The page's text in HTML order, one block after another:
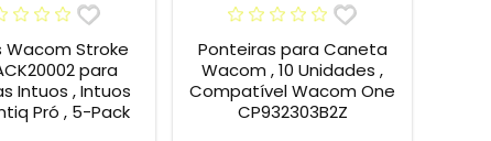
Wacom Stroke
para
Intuos , Intuos
Pró , 5-Pack
Ponteiras para Caneta
Wacom , 10 Unidades ,
Compatível Wacom One
CP932303B2Z